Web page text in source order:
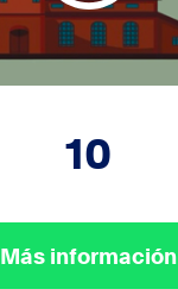
10
Más información